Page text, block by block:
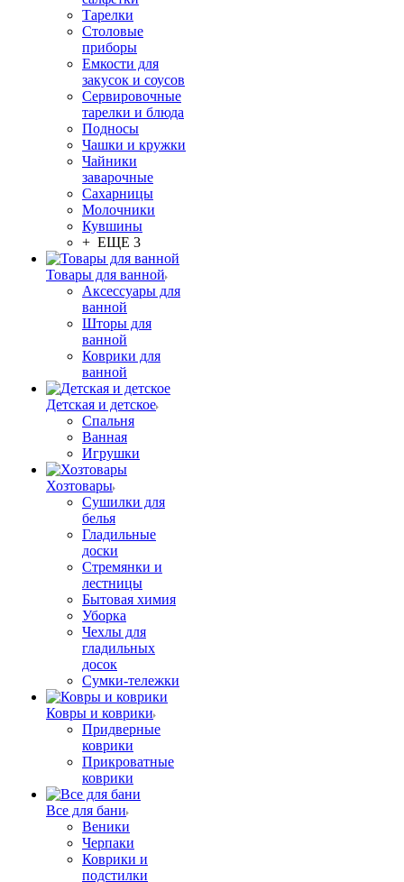
Тарелки
Столовые
приборы
Емкости для
закусок и соусов
Сервировочные
тарелки и блюда
Подносы
Чашки и кружки
Чайники
заварочные
Сахарницы
Молочники
Кувшины
+ ЕЩЕ 3
Товары для ванной
Аксессуары для
ванной
Шторы для
ванной
Коврики для
ванной
Детская и детское
Спальня
Ванная
Игрушки
Хозтовары
Сушилки для
белья
Гладильные
доски
Стремянки и
лестницы
Бытовая химия
Уборка
Чехлы для
гладильных
досок
Сумки-тележки
Ковры и коврики
Придверные
коврики
Прикроватные
коврики
Все для бани
Веники
Черпаки
Коврики и
подстилки